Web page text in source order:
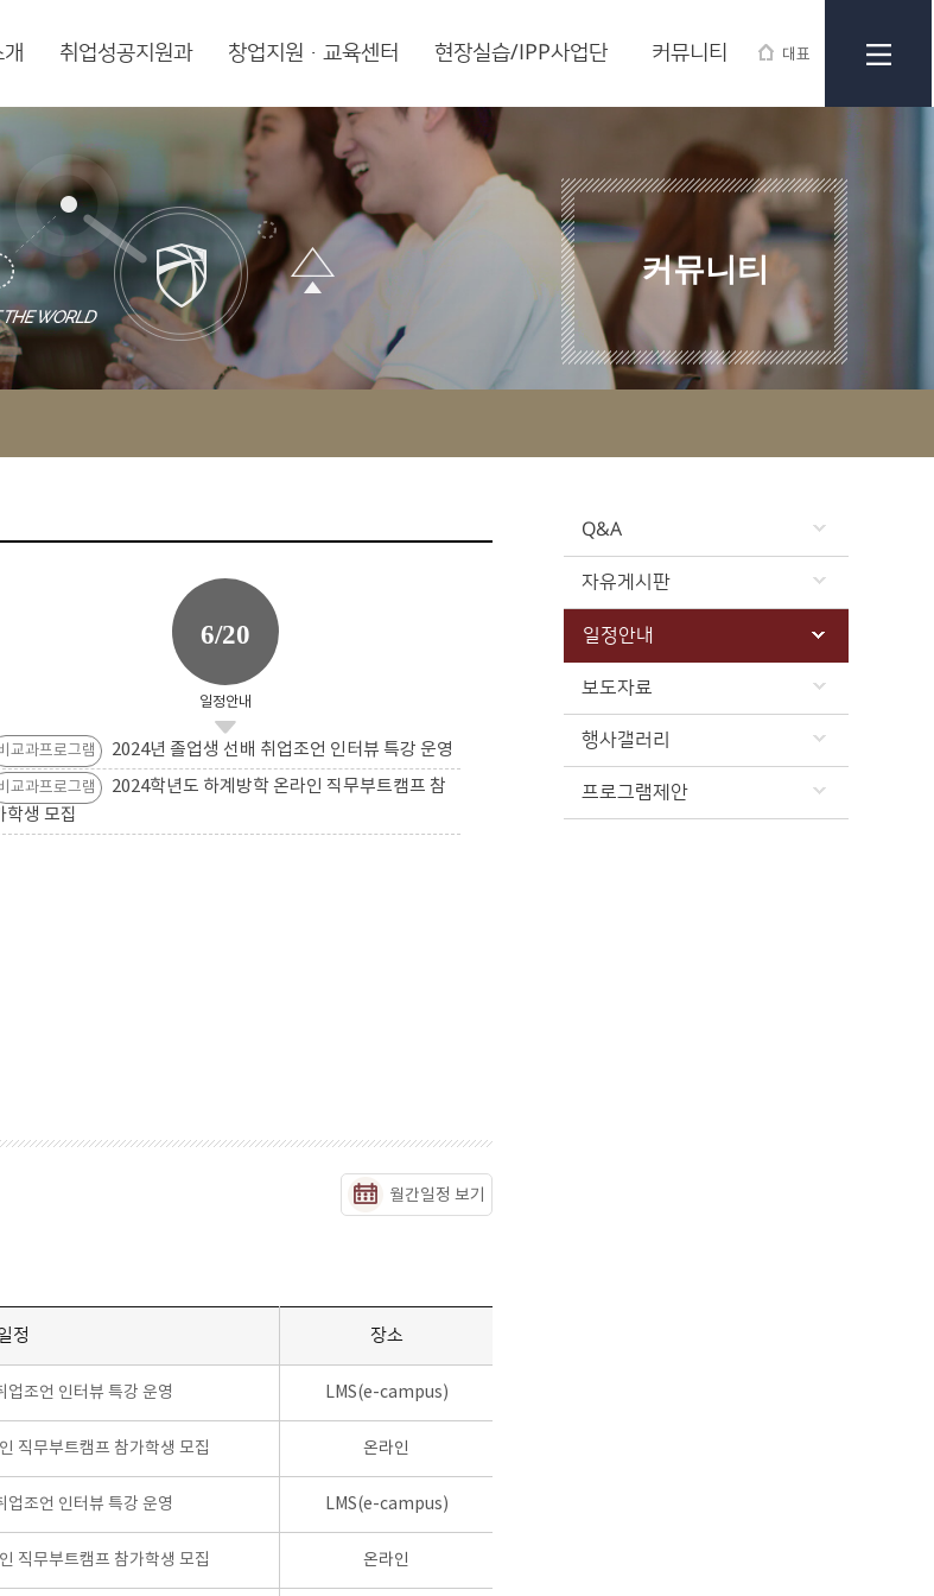
대표
취업성공지원과 창업지원·교육센터 현장실습/IPP사업단 커뮤니티
커뮤니티
Q&A
자유게시판
일정안내
보도자료
행사갤러리
프로그램제안
6/20
일정안내
교과프로그램 2024년 졸업생 선배 취업조언 인터뷰 특강 운영
교과프로그램
2024학년도 하계방학 온라인 직무부트캠프 참
학생 모집
월간일정 보기
정 장소
조언 인터뷰 특강 운영 LMS(e-campus)
직무부트캠프 참가학생 모집 온라인
조언 인터뷰 특강 운영 LMS(e-campus)
직무부트캠프 참가학생 모집 온라인